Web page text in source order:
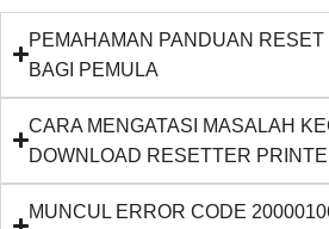
PEMAHAMAN PANDUAN
BAGI PEMULA
CARA MENGATASI MASALAH
DOWNLOAD RESETTER
MUNCUL ERROR CODE